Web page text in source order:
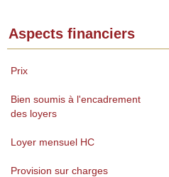
Aspects financiers
Prix
Bien soumis à l'encadrement
des loyers
Loyer mensuel HC
Provision sur charges